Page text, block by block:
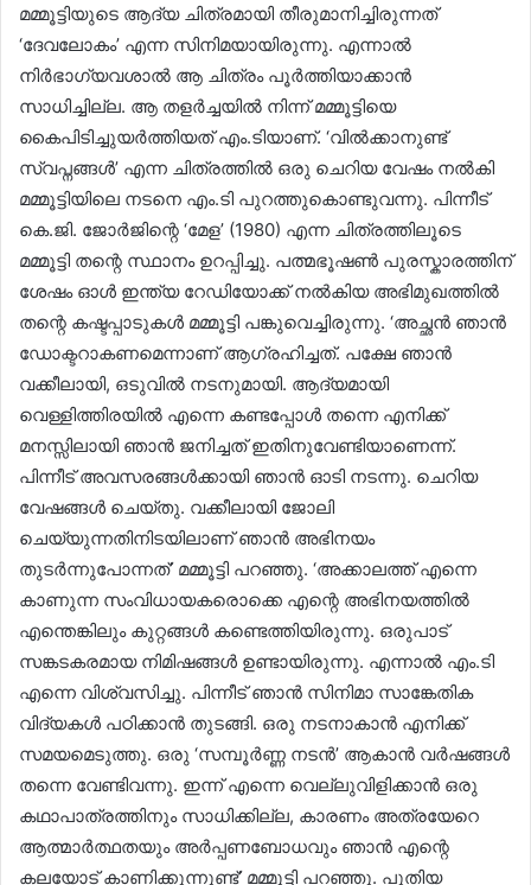
മമ്മൂട്ടിയുടെ ആദ്യ ചിത്രമായി തീരുമാനിച്ചിരുന്നത്
‘ദേവലോകം’ എന്ന സിനിമയായിരുന്നു. എന്നാൽ
നിർഭാഗ്യവശാൽ ആ ചിത്രം പൂർത്തിയാക്കാൻ
സാധിച്ചില്ല. ആ തളർച്ചയിൽ നിന്ന് മമ്മൂട്ടിയെ
കൈപിടിച്ചുയർത്തിയത് എം.ടിയാണ്. ‘വിൽക്കാനുണ്ട്
സ്വപ്നങ്ങൾ’ എന്ന ചിത്രത്തിൽ ഒരു ചെറിയ വേഷം നൽകി
മമ്മൂട്ടിയിലെ നടനെ എം.ടി പുറത്തുകൊണ്ടുവന്നു. പിന്നീട്
കെ.ജി. ജോർജിന്റെ ‘മേള’ (1980) എന്ന ചിത്രത്തിലൂടെ
മമ്മൂട്ടി തന്റെ സ്ഥാനം ഉറപ്പിച്ചു. പത്മഭൂഷൺ പുരസ്കാരത്തിന്
ശേഷം ഓൾ ഇന്ത്യ റേഡിയോക്ക് നൽകിയ അഭിമുഖത്തിൽ
തന്റെ കഷ്ടപ്പാടുകൾ മമ്മൂട്ടി പങ്കുവെച്ചിരുന്നു. ‘അച്ഛൻ ഞാൻ
ഡോക്ടറാകണമെന്നാണ് ആഗ്രഹിച്ചത്. പക്ഷേ ഞാൻ
വക്കീലായി, ഒടുവിൽ നടനുമായി. ആദ്യമായി
വെള്ളിത്തിരയിൽ എന്നെ കണ്ടപ്പോൾ തന്നെ എനിക്ക്
മനസ്സിലായി ഞാൻ ജനിച്ചത് ഇതിനുവേണ്ടിയാണെന്ന്.
പിന്നീട് അവസരങ്ങൾക്കായി ഞാൻ ഓടി നടന്നു. ചെറിയ
വേഷങ്ങൾ ചെയ്തു. വക്കീലായി ജോലി
ചെയ്യുന്നതിനിടയിലാണ് ഞാൻ അഭിനയം
തുടർന്നുപോന്നത്’ മമ്മൂട്ടി പറഞ്ഞു. ‘അക്കാലത്ത് എന്നെ
കാണുന്ന സംവിധായകരൊക്കെ എന്റെ അഭിനയത്തിൽ
എന്തെങ്കിലും കുറ്റങ്ങൾ കണ്ടെത്തിയിരുന്നു. ഒരുപാട്
സങ്കടകരമായ നിമിഷങ്ങൾ ഉണ്ടായിരുന്നു. എന്നാൽ എം.ടി
എന്നെ വിശ്വസിച്ചു. പിന്നീട് ഞാൻ സിനിമാ സാങ്കേതിക
വിദ്യകൾ പഠിക്കാൻ തുടങ്ങി. ഒരു നടനാകാൻ എനിക്ക്
സമയമെടുത്തു. ഒരു ‘സമ്പൂർണ്ണ നടൻ’ ആകാൻ വർഷങ്ങൾ
തന്നെ വേണ്ടിവന്നു. ഇന്ന് എന്നെ വെല്ലുവിളിക്കാൻ ഒരു
കഥാപാത്രത്തിനും സാധിക്കില്ല, കാരണം അത്രയേറെ
ആത്മാർത്ഥതയും അർപ്പണബോധവും ഞാൻ എന്റെ
കലയോട് കാണിക്കുന്നുണ്ട്’ മമ്മൂട്ടി പറഞ്ഞു. പുതിയ